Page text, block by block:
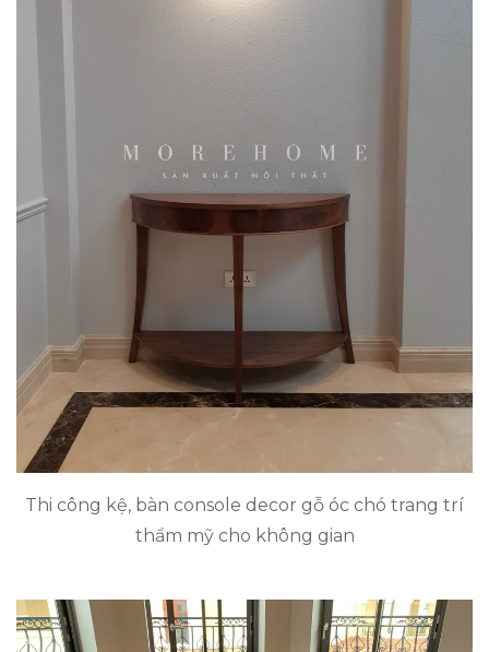
Thi công kệ, bàn console decor gỗ óc chó trang trí
thẩm mỹ cho không gian